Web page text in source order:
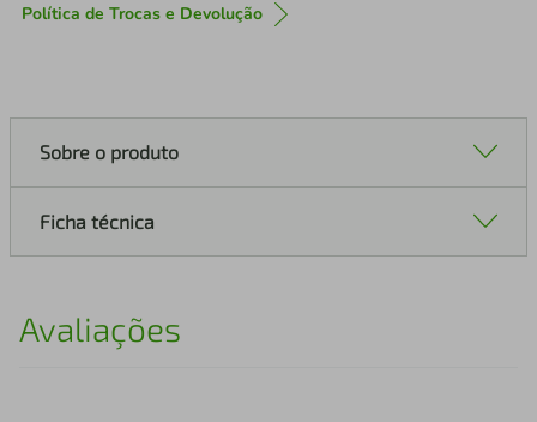
Política de Trocas e Devolução
Sobre o produto
Ficha técnica
Avaliações